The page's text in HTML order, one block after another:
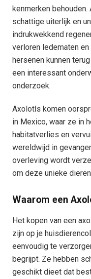
kenmerken
schattige uiterlijk en
indrukwekkend
verloren ledematen
hersenen kunnen
een interessant
onderzoek.
Axolotls komen
in Mexico, waar ze in
habitatverlies en
wereldwijd in
overleving wordt
om deze unieke
Waarom een
Het kopen van een
zijn op je
eenvoudig te
begrijpt. Ze hebben
geschikt dieet dat